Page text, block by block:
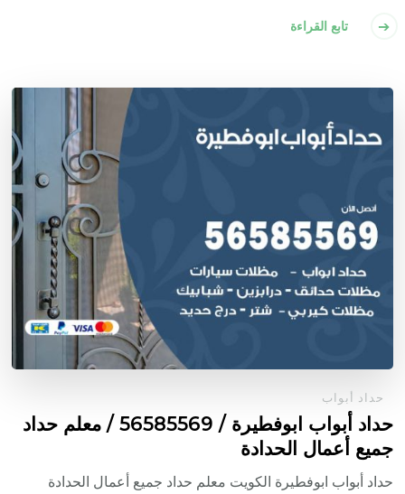
تابع القراءة
حداد أبواب
حداد أبواب ابوفطيرة / 56585569 / معلم حداد
جميع أعمال الحدادة
حداد أبواب ابوفطيرة الكويت معلم حداد جميع أعمال الحدادة